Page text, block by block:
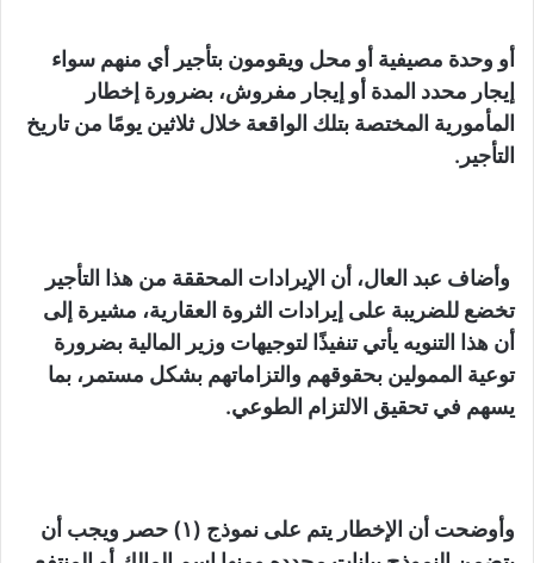
أو وحدة مصيفية أو محل ويقومون بتأجير أي منهم سواء
إيجار محدد المدة أو إيجار مفروش، بضرورة إخطار
المأمورية المختصة بتلك الواقعة خلال ثلاثين يومًا من تاريخ
التأجير.
وأضاف عبد العال، أن الإيرادات المحققة من هذا التأجير
تخضع للضريبة على إيرادات الثروة العقارية، مشيرة إلى
أن هذا التنويه يأتي تنفيذًا لتوجيهات وزير المالية بضرورة
توعية الممولين بحقوقهم والتزاماتهم بشكل مستمر، بما
يسهم في تحقيق الالتزام الطوعي.
وأوضحت أن الإخطار يتم على نموذج (١) حصر ويجب أن